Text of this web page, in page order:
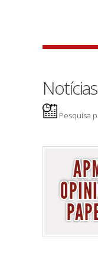
Notícias
Pesquisa